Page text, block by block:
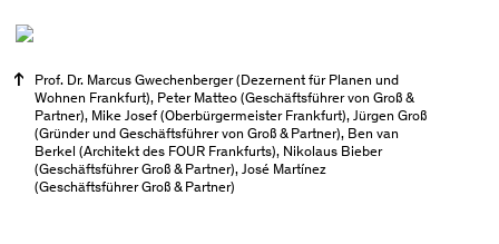
Prof. Dr. Marcus Gwechenberger (Dezernent für Planen und
Wohnen Frankfurt), Peter Matteo (Geschäftsführer von Groß &
Partner), Mike Josef (Oberbürgermeister Frankfurt), Jürgen Groß
(Gründer und Geschäftsführer von Groß & Partner), Ben van
Berkel (Architekt des FOUR Frankfurts), Nikolaus Bieber
(Geschäftsführer Groß & Partner), José Martínez
(Geschäftsführer Groß & Partner)